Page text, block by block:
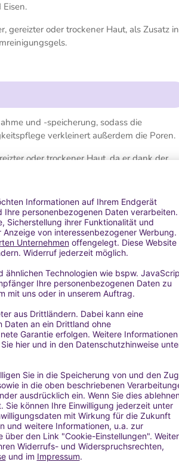
oder trockener Haut, als Zusatz in
und -speicherung, sodass die
verkleinert außerdem die Poren.
oder trockener Haut, da er dank der
erhält allmählich ihre Spannkraft zurück,
entfernen.
Eigenschaften bekannt. Zusammen mit
bei Ekzemen und Schuppenflechte.
antioxidative Eigenschaften, welche
Produkten gegen vorzeitige Hautalterung.
lindernder und beruhigender Wirkung
trockene oder zu Akne neigende Haut.